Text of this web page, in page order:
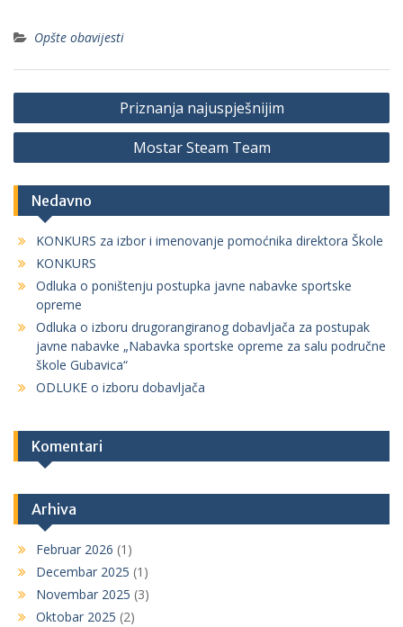
Opšte obavijesti
Navigacija
članaka
Priznanja najuspješnijim
Mostar Steam Team
Nedavno
KONKURS za izbor i imenovanje pomoćnika direktora Škole
KONKURS
Odluka o poništenju postupka javne nabavke sportske
opreme
Odluka o izboru drugorangiranog dobavljača za postupak
javne nabavke „Nabavka sportske opreme za salu područne
škole Gubavica“
ODLUKE o izboru dobavljača
Komentari
Arhiva
Februar 2026 (1)
Decembar 2025 (1)
Novembar 2025 (3)
Oktobar 2025 (2)